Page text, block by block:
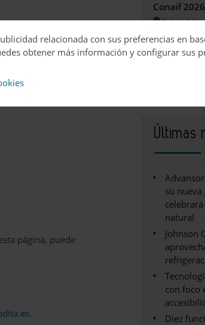
página, puede
.
Conaif 2026
1 de
XXII
Últimas
su
natural
Johnson
con foco
Diez
relacionada con sus preferencias en
obtener más información y configurar sus